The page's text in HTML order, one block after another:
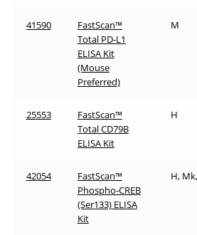
41590
FastScan™
Total PD-L1
ELISA Kit
(Mouse
Preferred)
M
25553
FastScan™
Total CD79B
ELISA Kit
H
42054
FastScan™
Phospho-CREB
(Ser133) ELISA
Kit
H,